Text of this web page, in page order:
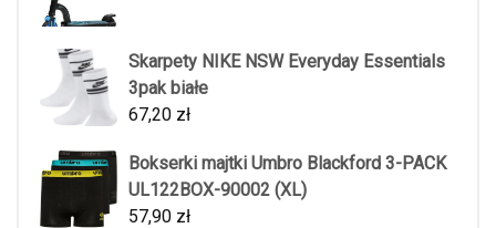
Skarpety NIKE NSW Everyday Essentials
3pak białe
67,20 zł
Bokserki majtki Umbro Blackford 3-PACK
UL122BOX-90002 (XL)
57,90 zł